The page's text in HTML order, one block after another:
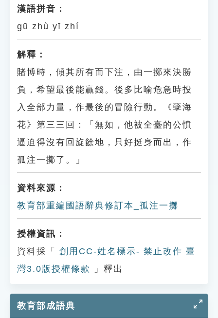
漢語拼音：
gū zhù yī zhí
解釋：
賭博時，傾其所有而下注，由一擲來決勝
負，希望最後能贏錢。後多比喻危急時投
入全部力量，作最後的冒險行動。《孽海
花》第三三回：「無如，他被全臺的公憤
逼迫得沒有回旋餘地，只好挺身而出，作
孤注一擲了。」
資料來源：
教育部重編國語辭典修訂本_孤注一擲
授權資訊：
資料採「
創用CC-姓名標示- 禁止改作 臺
灣3.0版授權條款
」釋出
教育部成語典